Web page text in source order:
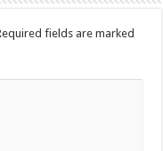
fields are marked